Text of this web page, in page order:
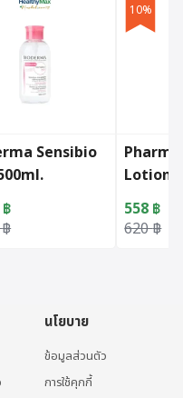
Sensibio
฿ price was: 1,050 ฿.
฿
price is: 1,019 ฿.
10%
Lotion
FREE
620฿
Original
558 ฿
Current
นโยบาย
ข้อมูลส่วนตัว
การใช้คุกกี้